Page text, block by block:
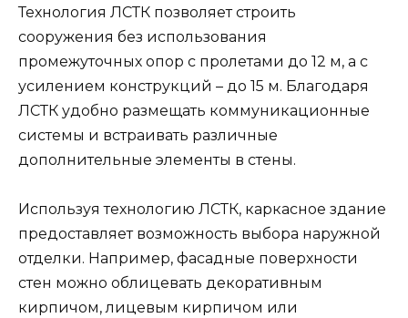
Технология ЛСТК позволяет строить
сооружения без использования
промежуточных опор с пролетами до 12 м, а с
усилением конструкций – до 15 м. Благодаря
ЛСТК удобно размещать коммуникационные
системы и встраивать различные
дополнительные элементы в стены.
Используя технологию ЛСТК, каркасное здание
предоставляет возможность выбора наружной
отделки. Например, фасадные поверхности
стен можно облицевать декоративным
кирпичом, лицевым кирпичом или